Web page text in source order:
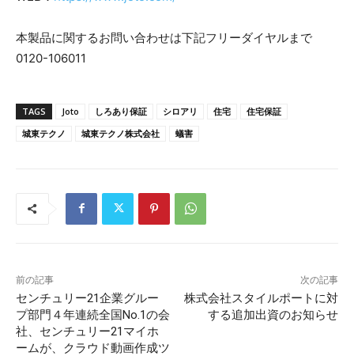
本製品に関するお問い合わせは下記フリーダイヤルまで
0120-106011
TAGS Joto しろあり保証 シロアリ 住宅
住宅保証
城東テクノ
城東テクノ株式会社 蟻害
前の記事
センチュリー21企業グルー
プ部門４年連続全国No.1の会
社、センチュリー21マイホ
ームが、クラウド動画作成ツ
次の記事
株式会社スタイルポートに対
する追加出資のお知らせ